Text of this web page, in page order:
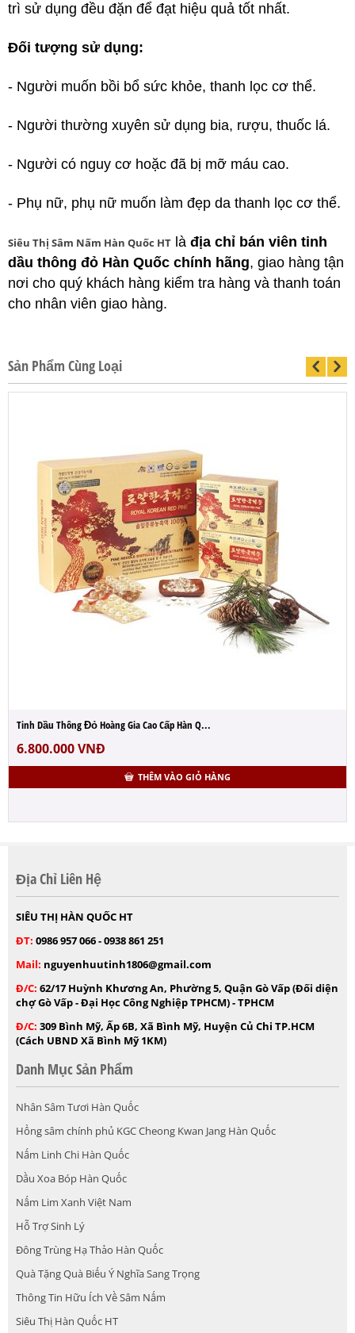
trì sử dụng đều đặn để đạt hiệu quả tốt nhất.
Đối tượng sử dụng:
- Người muốn bồi bổ sức khỏe, thanh lọc cơ thể.
- Người thường xuyên sử dụng bia, rượu, thuốc lá.
- Người có nguy cơ hoặc đã bị mỡ máu cao.
- Phụ nữ, phụ nữ muốn làm đẹp da thanh lọc cơ thể.
Siêu Thị Sâm Nấm Hàn Quốc HT là địa chỉ bán viên tinh
dầu thông đỏ Hàn Quốc chính hãng, giao hàng tận
nơi cho quý khách hàng kiểm tra hàng và thanh toán
cho nhân viên giao hàng.
Sản Phẩm Cùng Loại
Tinh Dầu Thông Đỏ Hoàng Gia Cao Cấp Hàn Q...
6.800.000VNĐ
THÊM VÀO GIỎ HÀNG
Địa Chỉ Liên Hệ
SIÊU THỊ HÀN QUỐC HT
ĐT: 0986 957 066 - 0938 861 251
Mail: nguyenhuutinh1806@gmail.com
Đ/C: 62/17 Huỳnh Khương An, Phường 5, Quận Gò Vấp (Đối diện
chợ Gò Vấp - Đại Học Công Nghiệp TPHCM) - TPHCM
Đ/C: 309 Bình Mỹ, Ấp 6B, Xã Bình Mỹ, Huyện Củ Chi TP.HCM
(Cách UBND Xã Bình Mỹ 1KM)
Danh Mục Sản Phẩm
Nhân Sâm Tươi Hàn Quốc
Hồng sâm chính phủ KGC Cheong Kwan Jang Hàn Quốc
Nấm Linh Chi Hàn Quốc
Dầu Xoa Bóp Hàn Quốc
Nấm Lim Xanh Việt Nam
Hỗ Trợ Sinh Lý
Đông Trùng Hạ Thảo Hàn Quốc
Quà Tặng Quà Biếu Ý Nghĩa Sang Trọng
Thông Tin Hữu Ích Về Sâm Nấm
Siêu Thị Hàn Quốc HT